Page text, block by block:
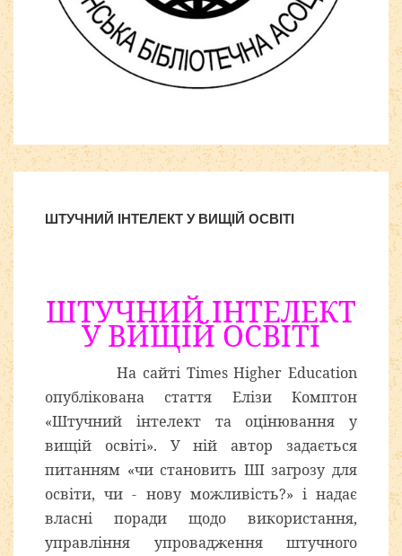
ШТУЧНИЙ ІНТЕЛЕКТ У ВИЩІЙ ОСВІТІ
ШТУЧНИЙ ІНТЕЛЕКТ
У ВИЩІЙ ОСВІТІ
На сайті Times Higher Education
опублікована стаття Елізи Комптон
«Штучний інтелект та оцінювання у
вищій освіті». У ній автор задається
питанням «чи становить ШІ загрозу для
освіти, чи - нову можливість?» і надає
власні поради щодо використання,
управління упровадження штучного